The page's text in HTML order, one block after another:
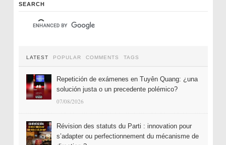
SEARCH
LATEST POPULAR COMMENTS TAGS
Repetición de exámenes en Tuyên Quang: ¿una
solución justa o un precedente polémico?
07/08/2026
Révision des statuts du Parti : innovation pour
s’adapter ou perfectionnement du mécanisme de